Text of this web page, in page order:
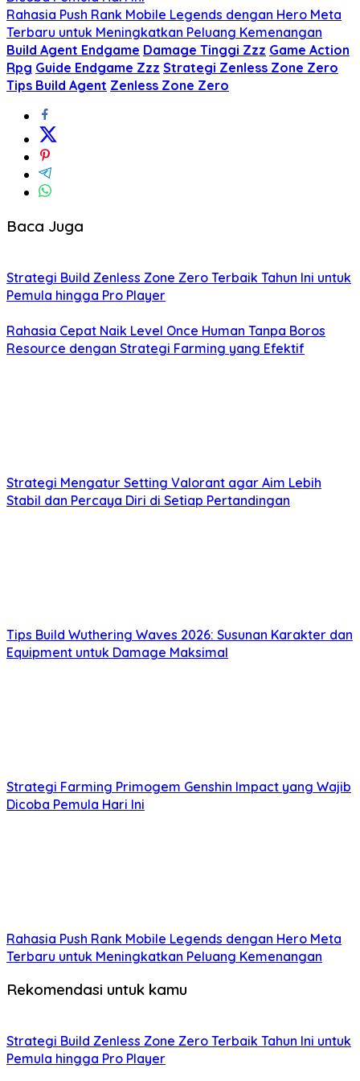
Rahasia Push Rank Mobile Legends dengan Hero Meta
Terbaru untuk Meningkatkan Peluang Kemenangan
Build Agent Endgame Damage Tinggi Zzz Game Action
Rpg Guide Endgame Zzz Strategi Zenless Zone Zero
Tips Build Agent Zenless Zone Zero
Baca Juga
Strategi Build Zenless Zone Zero Terbaik Tahun Ini untuk
Pemula hingga Pro Player
Rahasia Cepat Naik Level Once Human Tanpa Boros
Resource dengan Strategi Farming yang Efektif
Strategi Mengatur Setting Valorant agar Aim Lebih
Stabil dan Percaya Diri di Setiap Pertandingan
Tips Build Wuthering Waves 2026: Susunan Karakter dan
Equipment untuk Damage Maksimal
Strategi Farming Primogem Genshin Impact yang Wajib
Dicoba Pemula Hari Ini
Rahasia Push Rank Mobile Legends dengan Hero Meta
Terbaru untuk Meningkatkan Peluang Kemenangan
Rekomendasi untuk kamu
Strategi Build Zenless Zone Zero Terbaik Tahun Ini untuk
Pemula hingga Pro Player